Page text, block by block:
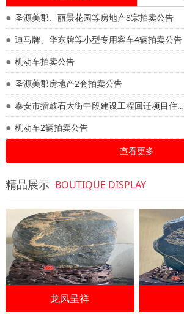
圣源美郡、丽景花园等房地产8宗拍卖公告
迪马牌、华东牌等小型专用客车4辆拍卖公告
机动车拍卖公告
圣源美郡房地产2套拍卖公告
泰安市擂鼓石大街中段建设工程回迁项目住宅楼即岱宗山居58套房地产拍卖公告
机动车2辆拍卖公告
查看更多
精品展示 BOUTIQUE DISPLAY
龙凤呈祥